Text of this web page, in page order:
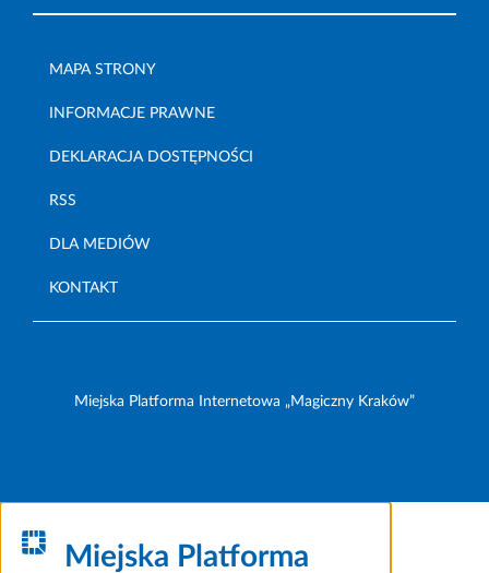
MAPA STRONY
INFORMACJE PRAWNE
DEKLARACJA DOSTĘPNOŚCI
RSS
DLA MEDIÓW
KONTAKT
Miejska Platforma Internetowa „Magiczny Kraków”
Miejska Platforma